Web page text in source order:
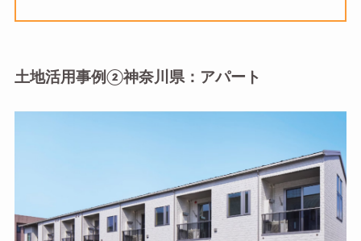
土地活用事例②神奈川県：アパート